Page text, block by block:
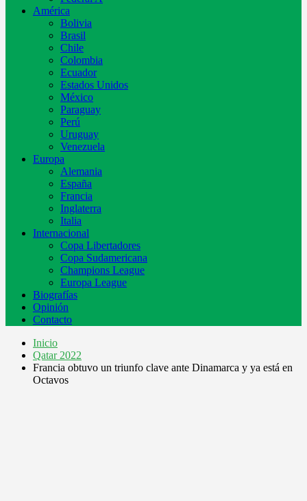
América
Bolivia
Brasil
Chile
Colombia
Ecuador
Estados Unidos
México
Paraguay
Perú
Uruguay
Venezuela
Europa
Alemania
España
Francia
Inglaterra
Italia
Internacional
Copa Libertadores
Copa Sudamericana
Champions League
Europa League
Biografías
Opinión
Contacto
Inicio
Qatar 2022
Francia obtuvo un triunfo clave ante Dinamarca y ya está en
Octavos